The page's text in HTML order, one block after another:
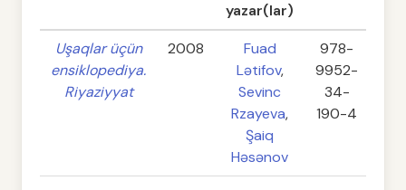
yazar(lar)
Uşaqlar üçün
ensiklopediya.
Riyaziyyat
2008
Fuad
Lətifov,
Sevinc
Rzayeva,
Şaiq
Həsənov
978-
9952-
34-
190-4